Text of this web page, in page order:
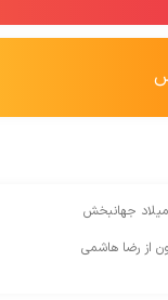
میلاد جهانبخش
از رضا هاشمی